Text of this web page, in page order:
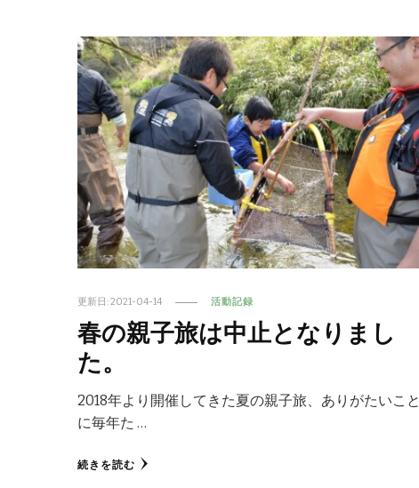
更新日:2021-04-14 活動記録
春の親子旅は中止となりまし
た。
2018年より開催してきた夏の親子旅、ありがたいこと
に毎年た …
続きを読む